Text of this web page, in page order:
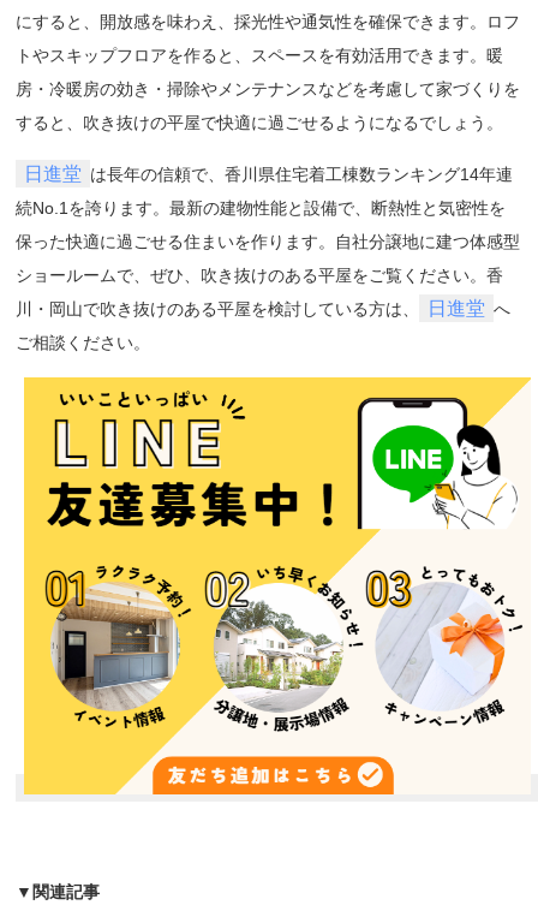
にすると、開放感を味わえ、採光性や通気性を確保できます。ロフ
トやスキップフロアを作ると、スペースを有効活用できます。暖
房・冷暖房の効き・掃除やメンテナンスなどを考慮して家づくりを
すると、吹き抜けの平屋で快適に過ごせるようになるでしょう。
日進堂 は長年の信頼で、香川県住宅着工棟数ランキング14年連
続No.1を誇ります。最新の建物性能と設備で、断熱性と気密性を
保った快適に過ごせる住まいを作ります。自社分譲地に建つ体感型
ショールームで、ぜひ、吹き抜けのある平屋をご覧ください。香
川・岡山で吹き抜けのある平屋を検討している方は、
日進堂 へ
ご相談ください。
▼関連記事